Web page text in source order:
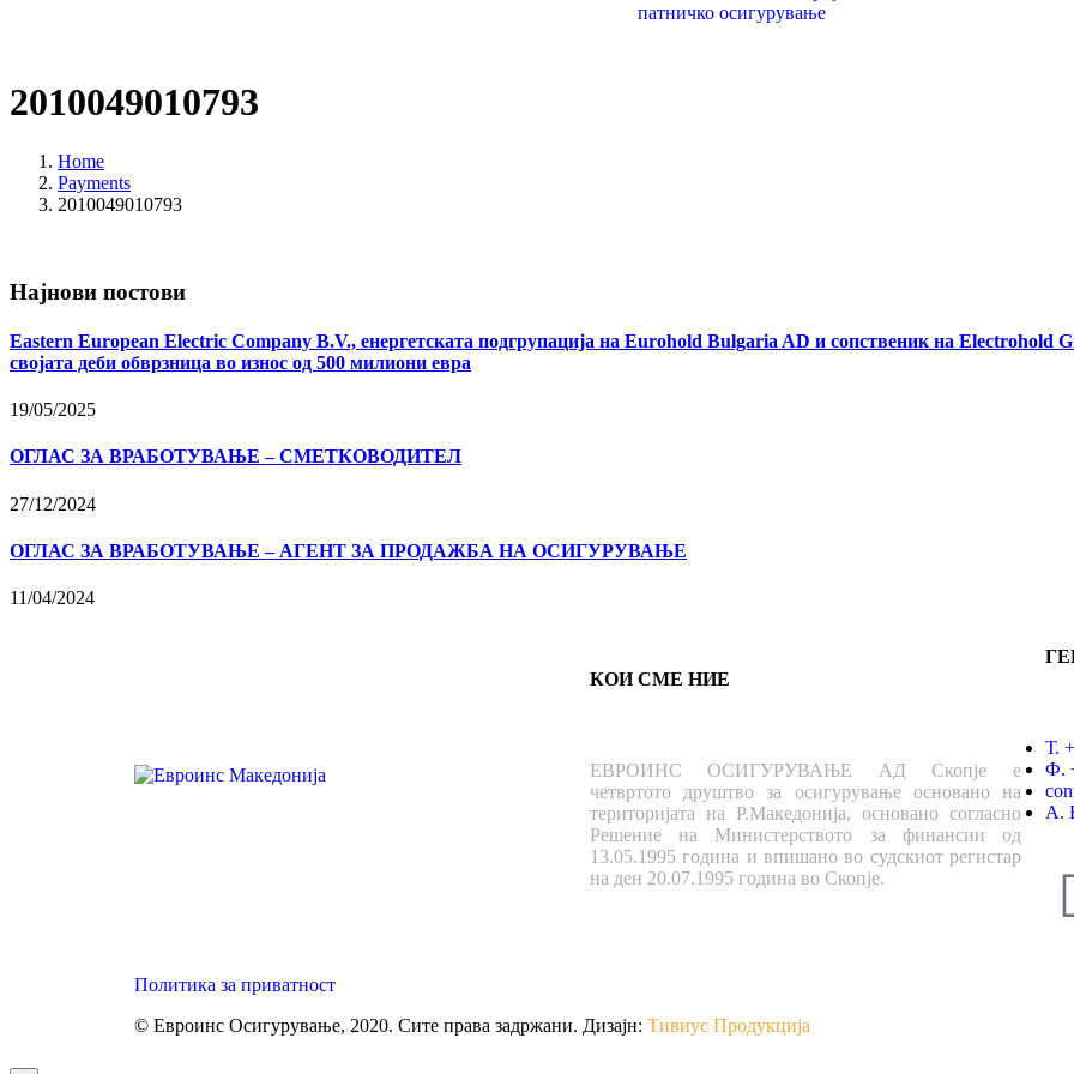
патничко осигурување
2010049010793
Home
Payments
2010049010793
Најнови постови
Eastern European Electric Company B.V., енергетската подгрупација на Eurohold Bulgaria AD и сопственик на Electrohold
својата деби обврзница во износ од 500 милиони евра
19/05/2025
ОГЛАС ЗА ВРАБОТУВАЊЕ – СМЕТКОВОДИТЕЛ
27/12/2024
ОГЛАС ЗА ВРАБОТУВАЊЕ – АГЕНТ ЗА ПРОДАЖБА НА ОСИГУРУВАЊЕ
11/04/2024
КОИ СМЕ НИЕ
ЕВРОИНС ОСИГУРУВАЊЕ АД Скопје е
четвртото друштво за осигурување основано на
територијата на Р.Македонија, основано согласно
Решение на Министерството за финансии од
13.05.1995 година и впишано во судскиот регистар
на ден 20.07.1995 година во Скопје.
Т.
Ф.
А.
Политика за приватност
© Евроинс Осигурување, 2020. Сите права задржани. Дизајн: Тивиус Продукција